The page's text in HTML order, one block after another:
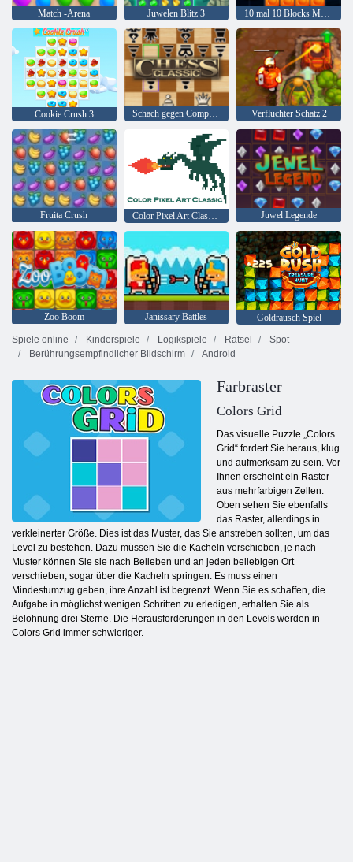
Match -Arena Juwelen Blitz 3
Cookie Crush 3 Schach gegen Computer Verfluchter Schatz 2
Fruita Crush Color Pixel Art Classic Classic Juwel Legende
Zoo Boom Janissary Battles
Goldrausch Spiel
Spiele online
Kinderspiele Logikspiele Rätsel
Spot-
Berührungsempfindlicher Bildschirm
Android
Farbraster
Colors Grid
Das visuelle Puzzle „Colors
Grid“ fordert Sie heraus, klug
und aufmerksam zu sein. Vor
Ihnen erscheint ein Raster
aus mehrfarbigen Zellen.
Oben sehen Sie ebenfalls
das Raster, allerdings in
verkleinerter Größe. Dies ist das Muster, das Sie anstreben sollten, um das
Level zu bestehen. Dazu müssen Sie die Kacheln verschieben, je nach
Muster können Sie sie nach Belieben und an jeden beliebigen Ort
verschieben, sogar über die Kacheln springen. Es muss einen
Mindestumzug geben, ihre Anzahl ist begrenzt. Wenn Sie es schaffen, die
Aufgabe in möglichst wenigen Schritten zu erledigen, erhalten Sie als
Belohnung drei Sterne. Die Herausforderungen in den Levels werden in
Colors Grid immer schwieriger.